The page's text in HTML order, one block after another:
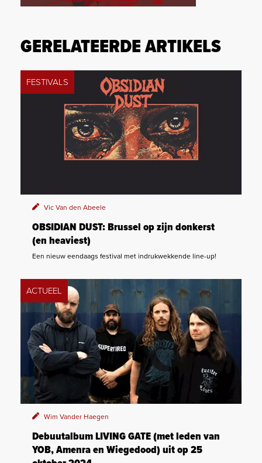
GERELATEERDE ARTIKELS
FESTIVALS
Vic Van den Abeele
OBSIDIAN DUST: Brussel op zijn donkerst
(en heaviest)
Een nieuw eendaags festival met indrukwekkende line-up!
ACTUEEL
Wim Vander Haegen
Debuutalbum LIVING GATE (met leden van
YOB, Amenra en Wiegedood) uit op 25